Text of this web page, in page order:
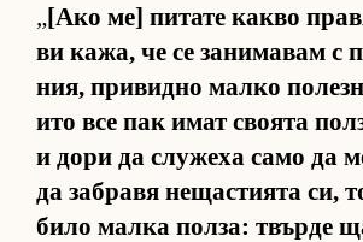
„[Ако ме] пи­тате какво
ви ка­жа, че се за­ни­ма­вам с
ния, при­видно малко
ито все пак имат сво­ята
и дори да слу­жеха само да
да заб­равя не­щас­ти­ята си,
било малка пол­за: твърде